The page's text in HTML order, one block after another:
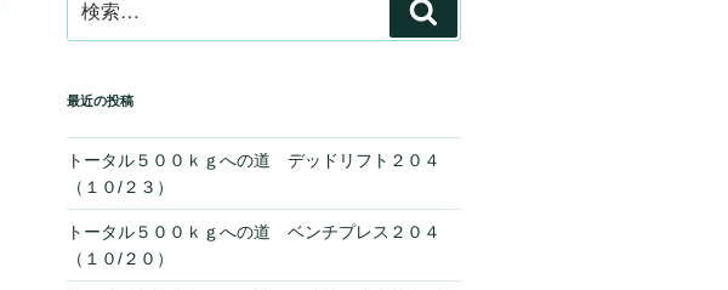
索:
索
最近の投稿
トータル５００ｋｇへの道 デッドリフト２０４
（１０/２３）
トータル５００ｋｇへの道 ベンチプレス２０４
（１０/２０）